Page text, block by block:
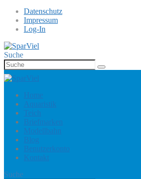
Datenschutz
Impressum
Log-In
Suche
Home
Aquaristik
Teich
Briefmarken
Modellbahn
Blog
Benutzerkonto
Kontakt
Suche